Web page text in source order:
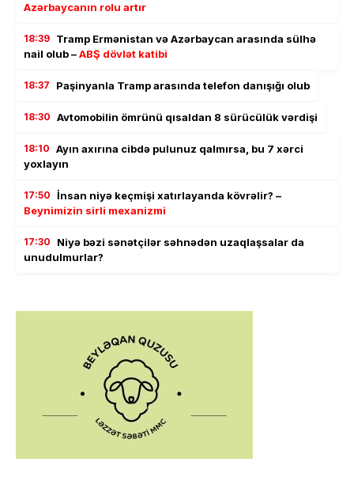
Azərbaycanın rolu artır
18:39 Tramp Ermənistan və Azərbaycan arasında sülhə
nail olub –ABŞ dövlət katibi
18:37 Paşinyanla Tramp arasında telefon danışığı olub
18:30 Avtomobilin ömrünü qısaldan 8 sürücülük vərdişi
18:10 Ayın axırına cibdə pulunuz qalmırsa, bu 7 xərci
yoxlayın
17:50 İnsan niyə keçmişi xatırlayanda kövrəlir? –
Beynimizin sirli mexanizmi
17:30
Niyə bəzi sənətçilər səhnədən uzaqlaşsalar da
unudulmurlar?